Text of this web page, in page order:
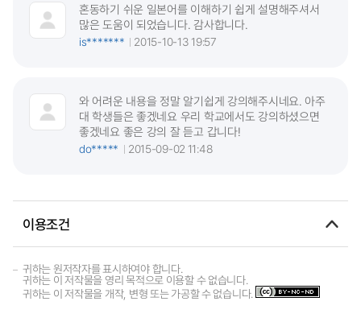
혼동하기 쉬운 일본어를 이해하기 쉽게 설명해주셔서
많은 도움이 되었습니다. 감사합니다.
is*******
2015-10-13 19:57
와 어려운 내용을 정말 알기쉽게 강의해주시네요. 아주
대 학생들은 좋겠네요 우리 학교에서도 강의하셨으면
좋겠네요 좋은 강의 잘 듣고 갑니다!
do*****
2015-09-02 11:48
이용조건
귀하는 원저작자를 표시하여야 합니다.
귀하는 이 저작물을 영리 목적으로 이용할 수 없습니다.
귀하는 이 저작물을 개작, 변형 또는 가공할 수 없습니다.